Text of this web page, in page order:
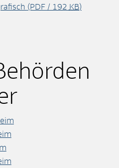
(PDF / 192 KB)